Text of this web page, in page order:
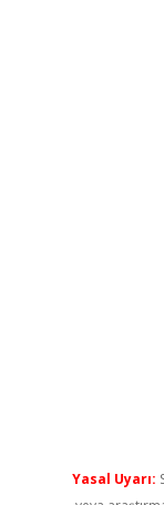
Yasal Uyarı: